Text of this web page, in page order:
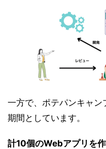
一方で、ポテパンキャ
期間としています。
計10個のWebアプリを